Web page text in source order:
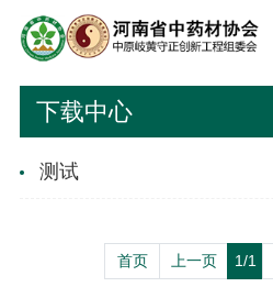
下载中心
测试
首页 上一页 1/1